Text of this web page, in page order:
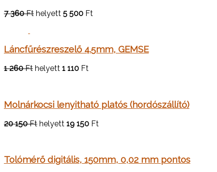
7 360 Ft helyett 5 500 Ft
Láncfűrészreszelő 4.5mm, GEMSE
1 260 Ft helyett 1 110 Ft
Molnárkocsi lenyitható platós (hordószállító)
20 150 Ft helyett 19 150 Ft
Tolómérő digitális, 150mm, 0,02 mm pontos